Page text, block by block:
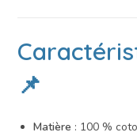
📌
Matière : 100 %